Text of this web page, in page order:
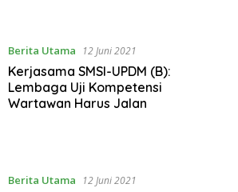
Berita Utama 12 Juni 2021
Kerjasama SMSI-UPDM (B):
Lembaga Uji Kompetensi
Wartawan Harus Jalan
Berita Utama 12 Juni 2021